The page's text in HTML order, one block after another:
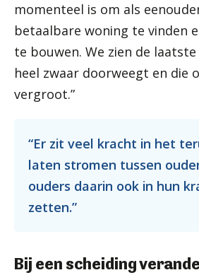
momenteel is om als
betaalbare woning te vinden
te bouwen. We zien de
heel zwaar doorweegt en die
vergroot.”
“Er zit veel kracht in het
laten stromen tussen
ouders daarin ook in hun
zetten.”
Bij een scheiding